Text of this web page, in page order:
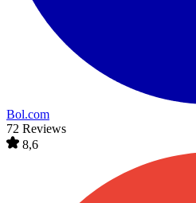
Bol.com
72 Reviews
8,6